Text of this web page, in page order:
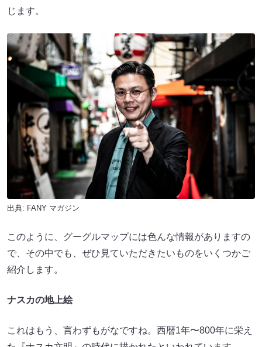
じます。
出典: FANY マガジン
このように、グーグルマップには色んな情報がありますの
で、その中でも、ぜひ見ていただきたいものをいくつかご
紹介します。
ナスカの地上絵
これはもう、言わずもがなですね。西暦1年〜800年に栄え